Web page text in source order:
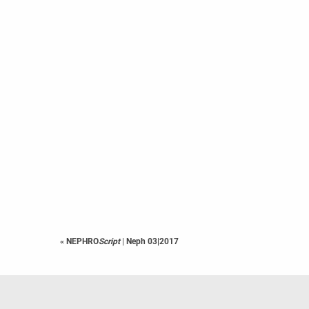
« NEPHROScript | Neph 03|2017